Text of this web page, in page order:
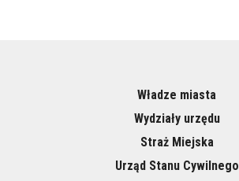
Władze miasta
Wydziały urzędu
Straż Miejska
Urząd Stanu Cywilnego